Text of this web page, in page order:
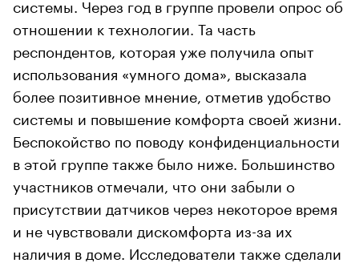
системы. Через год в группе провели опрос об
отношении к технологии. Та часть
респондентов, которая уже получила опыт
использования «умного дома», высказала
более позитивное мнение, отметив удобство
системы и повышение комфорта своей жизни.
Беспокойство по поводу конфиденциальности
в этой группе также было ниже. Большинство
участников отмечали, что они забыли о
присутствии датчиков через некоторое время
и не чувствовали дискомфорта из-за их
наличия в доме. Исследователи также сделали